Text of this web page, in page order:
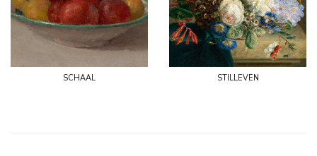
schaal stilleven